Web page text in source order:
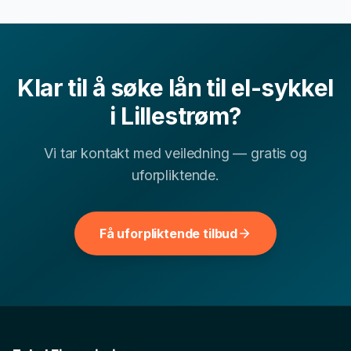
Kan jeg få lån til el-sykkel i Lillestrøm med lav
Lillestrøm
Klar til å søke lån til el-sykkel
i Lillestrøm?
Vi tar kontakt med veiledning — gratis og
uforpliktende.
Få uforpliktende tilbud